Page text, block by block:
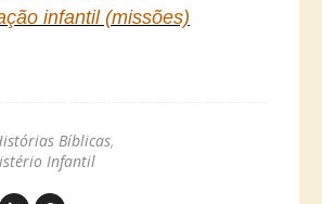
infantil (missões)
Bíblicas
Infantil